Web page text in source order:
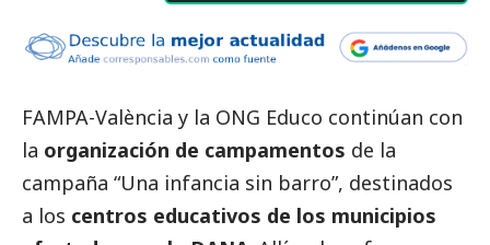
FAMPA-València y la ONG Educo continúan con
la organización de campamentos de la
campaña “Una infancia sin barro”, destinados
a los centros educativos de los municipios